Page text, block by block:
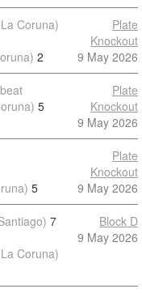
Coruna)
2
Plate
Knockout
9 May 2026
beat
5
Plate
Knockout
9 May 2026
5
Plate
Knockout
9 May 2026
7
Coruna)
Block D
9 May 2026